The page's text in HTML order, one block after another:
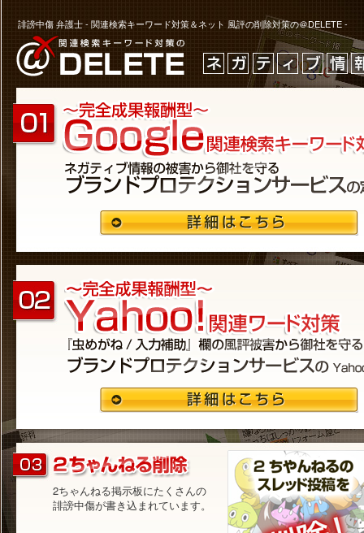
誹謗中傷 弁護士 - 関連検索キーワード対策＆ネット 風評の削除対策の＠DELETE -
2ちゃんねる掲示板にたくさんの
誹謗中傷が書き込まれています。